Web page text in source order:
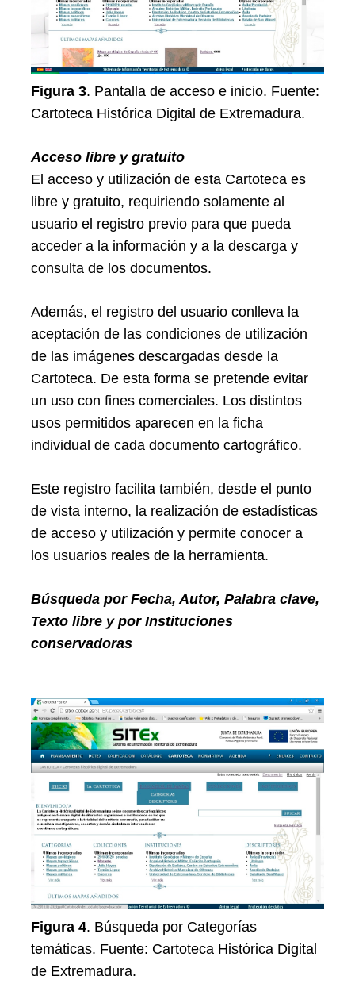
Figura 3. Pantalla de acceso e inicio. Fuente:
Cartoteca Histórica Digital de Extremadura.
Acceso libre y gratuito
El acceso y utilización de esta Cartoteca es
libre y gratuito, requiriendo solamente al
usuario el registro previo para que pueda
acceder a la información y a la descarga y
consulta de los documentos.
Además, el registro del usuario conlleva la
aceptación de las condiciones de utilización
de las imágenes descargadas desde la
Cartoteca. De esta forma se pretende evitar
un uso con fines comerciales. Los distintos
usos permitidos aparecen en la ficha
individual de cada documento cartográfico.
Este registro facilita también, desde el punto
de vista interno, la realización de estadísticas
de acceso y utilización y permite conocer a
los usuarios reales de la herramienta.
Búsqueda por Fecha, Autor, Palabra clave,
Texto libre y por Instituciones
conservadoras
Figura 4. Búsqueda por Categorías
temáticas. Fuente: Cartoteca Histórica Digital
de Extremadura.